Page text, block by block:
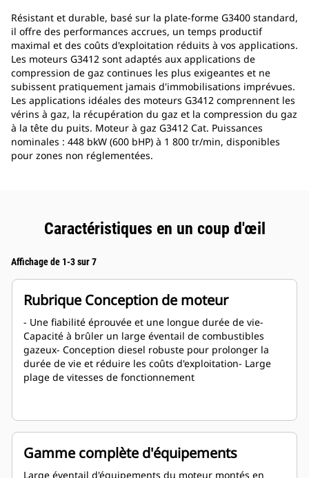
Résistant et durable, basé sur la plate-forme G3400 standard,
il offre des performances accrues, un temps productif
maximal et des coûts d'exploitation réduits à vos applications.
Les moteurs G3412 sont adaptés aux applications de
compression de gaz continues les plus exigeantes et ne
subissent pratiquement jamais d'immobilisations imprévues.
Les applications idéales des moteurs G3412 comprennent les
vérins à gaz, la récupération du gaz et la compression du gaz
à la tête du puits. Moteur à gaz G3412 Cat. Puissances
nominales : 448 bkW (600 bHP) à 1 800 tr/min, disponibles
pour zones non réglementées.
Caractéristiques en un coup d'œil
Affichage de 1-3 sur 7
Rubrique Conception de moteur
- Une fiabilité éprouvée et une longue durée de vie-
Capacité à brûler un large éventail de combustibles
gazeux- Conception diesel robuste pour prolonger la
durée de vie et réduire les coûts d'exploitation- Large
plage de vitesses de fonctionnement
Gamme complète d'équipements
Large éventail d'équipements du moteur montés en